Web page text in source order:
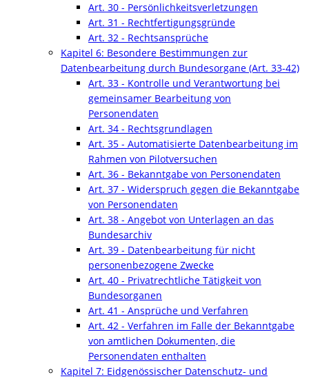
Art. 30 - Persönlichkeitsverletzungen
Art. 31 - Rechtfertigungsgründe
Art. 32 - Rechtsansprüche
Kapitel 6: Besondere Bestimmungen zur
Datenbearbeitung durch Bundesorgane (Art. 33-42)
Art. 33 - Kontrolle und Verantwortung bei
gemeinsamer Bearbeitung von
Personendaten
Art. 34 - Rechtsgrundlagen
Art. 35 - Automatisierte Datenbearbeitung im
Rahmen von Pilotversuchen
Art. 36 - Bekanntgabe von Personendaten
Art. 37 - Widerspruch gegen die Bekanntgabe
von Personendaten
Art. 38 - Angebot von Unterlagen an das
Bundesarchiv
Art. 39 - Datenbearbeitung für nicht
personenbezogene Zwecke
Art. 40 - Privatrechtliche Tätigkeit von
Bundesorganen
Art. 41 - Ansprüche und Verfahren
Art. 42 - Verfahren im Falle der Bekanntgabe
von amtlichen Dokumenten, die
Personendaten enthalten
Kapitel 7: Eidgenössischer Datenschutz- und